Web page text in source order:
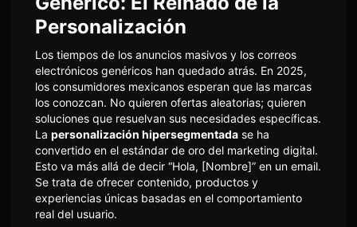
Personalización
Los tiempos de los anuncios masivos y los correos
electrónicos genéricos han quedado atrás. En 2025,
los consumidores mexicanos esperan que las marcas
los conozcan. No quieren ofertas aleatorias; quieren
soluciones que resuelvan sus necesidades específicas.
La personalización hipersegmentadase ha
convertido en el estándar de oro del marketing digital.
Esto va más allá de decir “Hola, [Nombre]” en un email.
Se trata de ofrecer contenido, productos y
experiencias únicas basadas en el comportamiento
real del usuario.